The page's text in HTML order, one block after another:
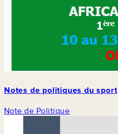
Notes de politiques du sport
Note de Politique